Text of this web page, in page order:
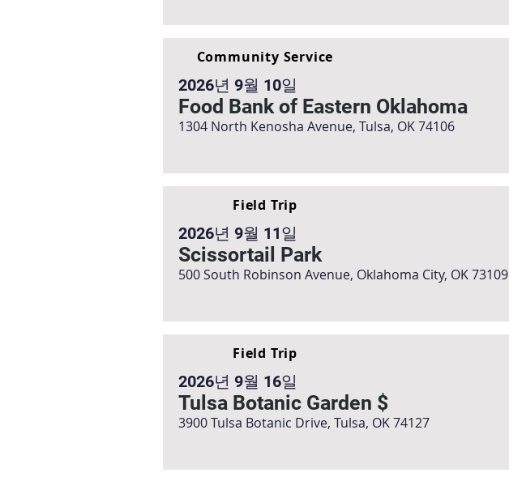
Community Service
2026년 9월 10일
Food Bank of Eastern Oklahoma
1304 North Kenosha Avenue, Tulsa, OK 74106
Field Trip
2026년 9월 11일
Scissortail Park
500 South Robinson Avenue, Oklahoma City, OK 73109
Field Trip
2026년 9월 16일
Tulsa Botanic Garden $
3900 Tulsa Botanic Drive, Tulsa, OK 74127